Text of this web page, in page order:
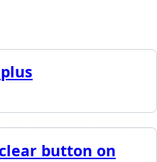
button on